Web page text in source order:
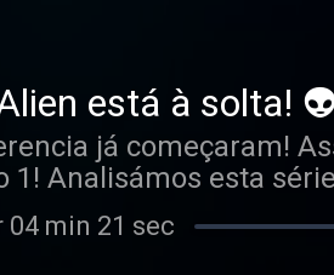
está à solta!
já começaram!
1! Analisámos esta
Terminámos com uma
passada.
04 min 21 sec